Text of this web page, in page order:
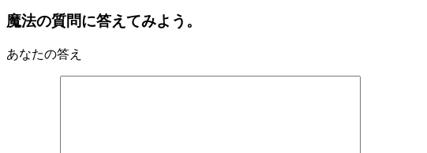
魔法の質問に答えてみよう。
あなたの答え